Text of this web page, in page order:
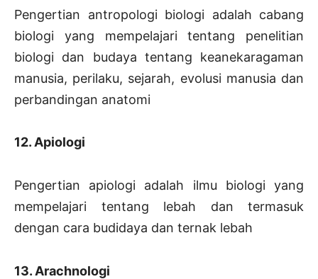
Pengertian antropologi biologi adalah cabang
biologi yang mempelajari tentang penelitian
biologi dan budaya tentang keanekaragaman
manusia, perilaku, sejarah, evolusi manusia dan
perbandingan anatomi
12. Apiologi
Pengertian apiologi adalah ilmu biologi yang
mempelajari tentang lebah dan termasuk
dengan cara budidaya dan ternak lebah
13. Arachnologi